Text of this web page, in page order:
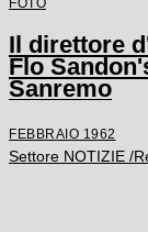
Il direttore
Flo
Sanremo
FEBBRAIO 1962
Settore NOTIZIE /